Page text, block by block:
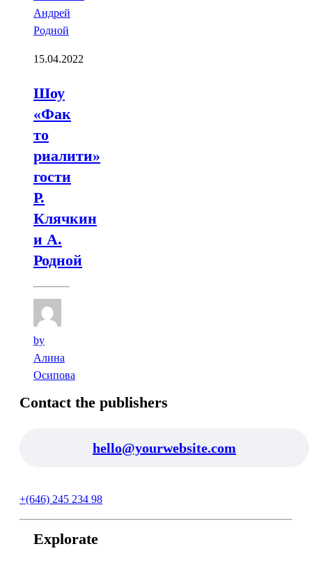
15.04.2022
Шоу
«Фак
то
риалити»
гости
Р.
Клячкин
и А.
Родной
by
Алина
Осипова
Contact the publishers
hello@yourwebsite.com
+(646) 245 234 98
Explorate